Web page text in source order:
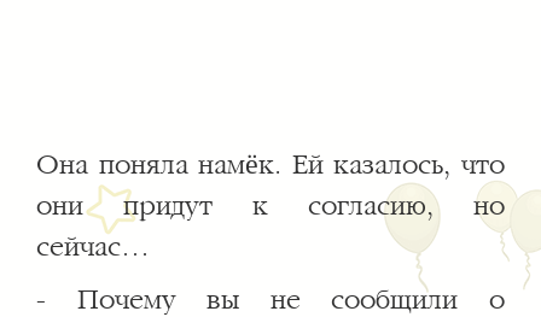
Она поняла намёк. Ей казалось, что
они придут к согласию, но
сейчас…
- Почему вы не сообщили о